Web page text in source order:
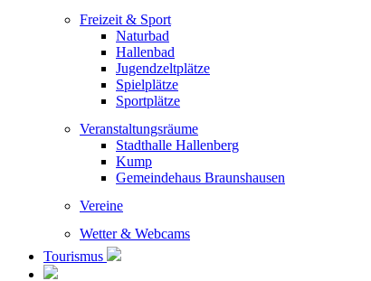
Freizeit & Sport
Naturbad
Hallenbad
Jugendzeltplätze
Spielplätze
Sportplätze
Veranstaltungsräume
Stadthalle Hallenberg
Kump
Gemeindehaus Braunshausen
Vereine
Wetter & Webcams
Tourismus